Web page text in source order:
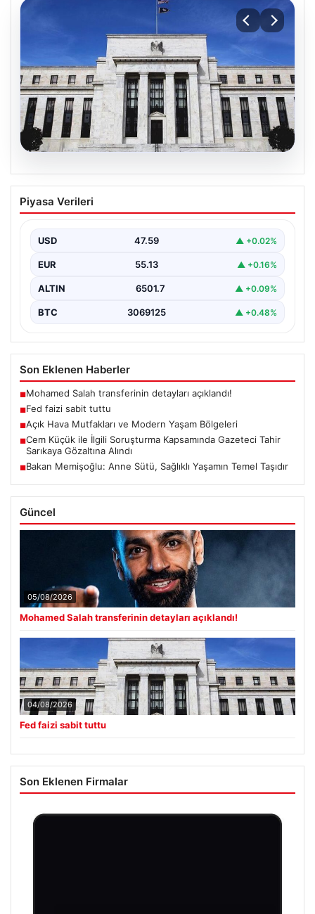
04.08.2026
Fed faizi sabit tuttu
Piyasa Verileri
USD 47.59 ▲ +0.02%
EUR 55.13 ▲ +0.16%
ALTIN 6501.7 ▲ +0.09%
BTC 3069125 ▲ +0.48%
Son Eklenen Haberler
■Mohamed Salah transferinin detayları açıklandı!
■Fed faizi sabit tuttu
■Açık Hava Mutfakları ve Modern Yaşam Bölgeleri
■Cem Küçük ile İlgili Soruşturma Kapsamında Gazeteci Tahir
Sarıkaya Gözaltına Alındı
■Bakan Memişoğlu: Anne Sütü, Sağlıklı Yaşamın Temel Taşıdır
Güncel
05/08/2026
Mohamed Salah transferinin detayları açıklandı!
04/08/2026
Fed faizi sabit tuttu
Son Eklenen Firmalar